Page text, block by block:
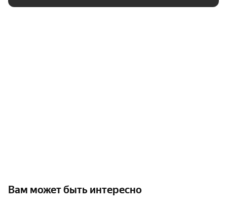
Вам может быть интересно